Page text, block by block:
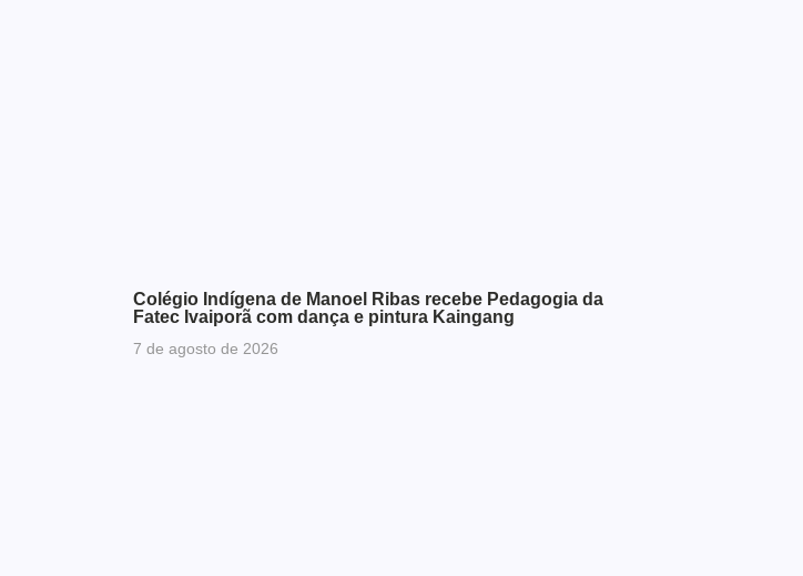
Colégio Indígena de Manoel Ribas recebe Pedagogia da
Fatec Ivaiporã com dança e pintura Kaingang
7 de agosto de 2026